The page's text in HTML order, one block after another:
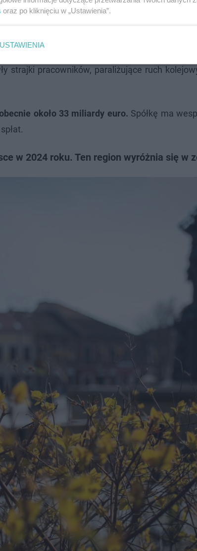
Deutschlandticket.
Bilet ten w
za 49 euro miesięcznie, czego
znaczne opóźnienia, a nawet odwołania
która rozpoczęła wielkie inwestycje związane
strajki pracowników, paraliżujące ruch
około 33 miliardy euro. Spółkę ma
w 2024 roku. Ten region wyróżnia się w
oraz po kliknięciu w „Ustawienia”.
USTAWIENIA